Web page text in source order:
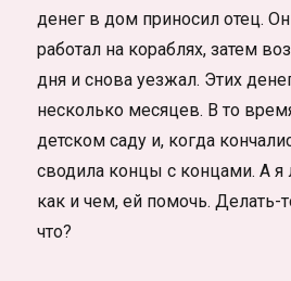
денег в дом приносил отец.
работал на кораблях, затем
дня и снова уезжал. Этих
несколько месяцев. В то
детском саду и, когда
сводила концы с концами. А я
как и чем, ей помочь. Делать-
что?